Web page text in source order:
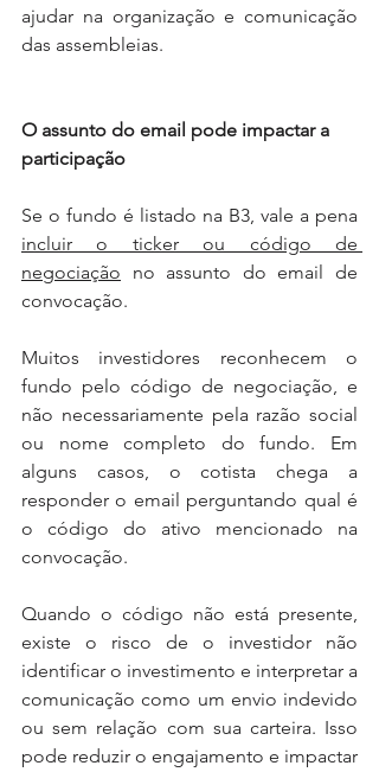
ajudar na organização e comunicação
das assembleias.
O assunto do email pode impactar a
participação
incluir o ticker ou código de
negociação no assunto do email de
convocação.
Muitos investidores reconhecem o
fundo pelo código de negociação, e
não necessariamente pela razão social
ou nome completo do fundo. Em
alguns casos, o cotista chega a
responder o email perguntando qual é
o código do ativo mencionado na
convocação.
Quando o código não está presente,
existe o risco de o investidor não
identificar o investimento e interpretar a
comunicação como um envio indevido
ou sem relação com sua carteira. Isso
pode reduzir o engajamento e impactar